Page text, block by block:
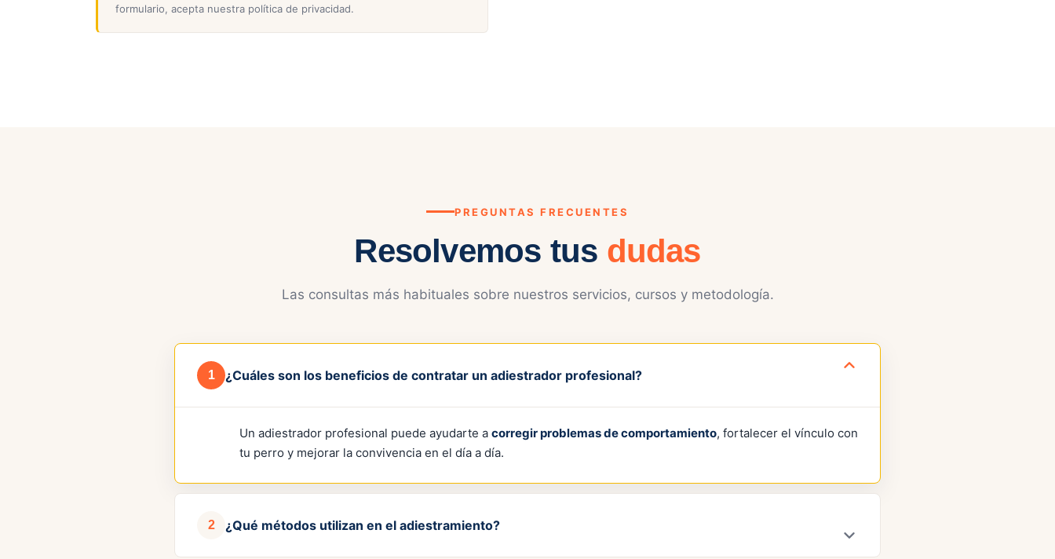
formulario, acepta nuestra política de privacidad.
PREGUNTAS FRECUENTES
Resolvemos tus dudas
Las consultas más habituales sobre nuestros servicios, cursos y metodología.
1 ¿Cuáles son los beneficios de contratar un adiestrador profesional?
Un adiestrador profesional puede ayudarte a corregir problemas de comportamiento, fortalecer el vínculo con
tu perro y mejorar la convivencia en el día a día.
2 ¿Qué métodos utilizan en el adiestramiento?